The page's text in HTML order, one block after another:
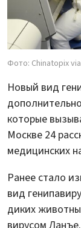
Фото: Chinatopix
Новый вид
которые
Москве 24
медицинских
Ранее стало
вид
диких